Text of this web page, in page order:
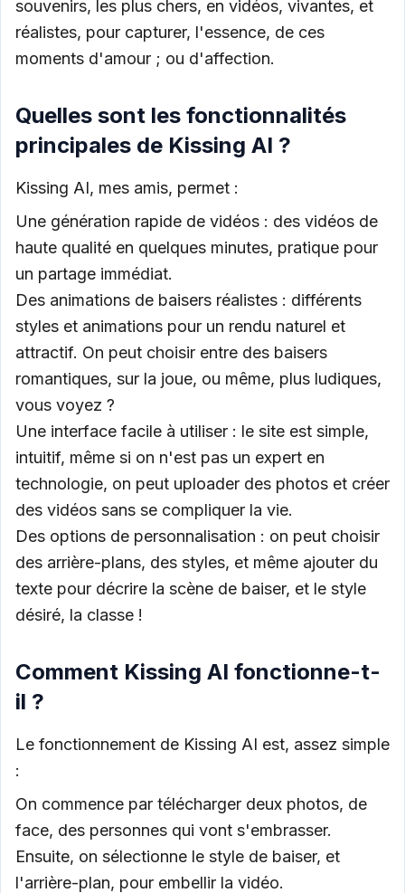
souvenirs, les plus chers, en vidéos, vivantes, et
réalistes, pour capturer, l'essence, de ces
moments d'amour ; ou d'affection.
Quelles sont les fonctionnalités
principales de Kissing AI ?
Kissing AI, mes amis, permet :
Une génération rapide de vidéos : des vidéos de
haute qualité en quelques minutes, pratique pour
un partage immédiat.
Des animations de baisers réalistes : différents
styles et animations pour un rendu naturel et
attractif. On peut choisir entre des baisers
romantiques, sur la joue, ou même, plus ludiques,
vous voyez ?
Une interface facile à utiliser : le site est simple,
intuitif, même si on n'est pas un expert en
technologie, on peut uploader des photos et créer
des vidéos sans se compliquer la vie.
Des options de personnalisation : on peut choisir
des arrière-plans, des styles, et même ajouter du
texte pour décrire la scène de baiser, et le style
désiré, la classe !
Comment Kissing AI fonctionne-t-
il ?
Le fonctionnement de Kissing AI est, assez simple
:
On commence par télécharger deux photos, de
face, des personnes qui vont s'embrasser.
Ensuite, on sélectionne le style de baiser, et
l'arrière-plan, pour embellir la vidéo.